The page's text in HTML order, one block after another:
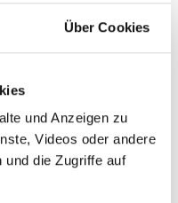
Über Cookies
und Anzeigen zu
Videos oder andere
und die Zugriffe auf
Glossar, das
durch
Auf die
seien